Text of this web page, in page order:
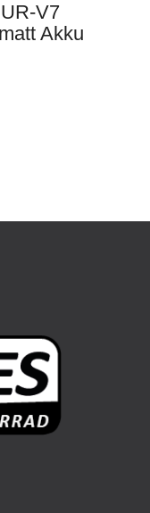
V7
Akku